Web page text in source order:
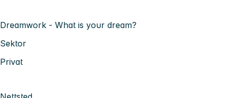
Dreamwork - What is your dream?
Sektor
Privat